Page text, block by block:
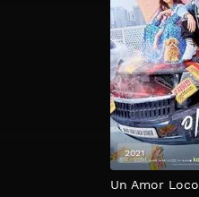
Un Amor Loco
2021